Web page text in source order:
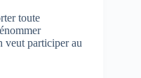
toute
veut participer au